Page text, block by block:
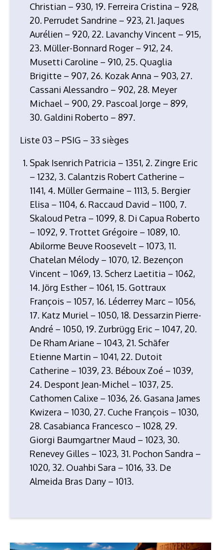
Christian – 930, 19. Ferreira Cristina – 928,
20. Perrudet Sandrine – 923, 21. Jaques
Aurélien – 920, 22. Lavanchy Vincent – 915,
23. Müller-Bonnard Roger – 912, 24.
Musetti Caroline – 910, 25. Quaglia
Brigitte – 907, 26. Kozak Anna – 903, 27.
Cassani Alessandro – 902, 28. Meyer
Michael – 900, 29. Pascoal Jorge – 899,
30. Galdini Roberto – 897.
Liste 03 – PSIG – 33 sièges
Spak Isenrich Patricia – 1351, 2. Zingre Eric
– 1232, 3. Calantzis Robert Catherine –
1141, 4. Müller Germaine – 1113, 5. Bergier
Elisa – 1104, 6. Raccaud David – 1100, 7.
Skaloud Petra – 1099, 8. Di Capua Roberto
– 1092, 9. Trottet Grégoire – 1089, 10.
Abilorme Beuve Roosevelt – 1073, 11.
Chatelan Mélody – 1070, 12. Bezençon
Vincent – 1069, 13. Scherz Laetitia – 1062,
14. Jörg Esther – 1061, 15. Gottraux
François – 1057, 16. Léderrey Marc – 1056,
17. Katz Muriel – 1050, 18. Dessarzin Pierre-
André – 1050, 19. Zurbrügg Eric – 1047, 20.
De Rham Ariane – 1043, 21. Schäfer
Etienne Martin – 1041, 22. Dutoit
Catherine – 1039, 23. Béboux Zoé – 1039,
24. Despont Jean-Michel – 1037, 25.
Cathomen Calixe – 1036, 26. Gasana James
Kwizera – 1030, 27. Cuche François – 1030,
28. Casabianca Francesco – 1028, 29.
Giorgi Baumgartner Maud – 1023, 30.
Renevey Gilles – 1023, 31. Pochon Sandra –
1020, 32. Ouahbi Sara – 1016, 33. De
Almeida Bras Dany – 1013.